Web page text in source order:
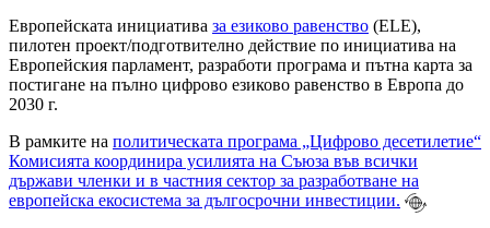
Европейската инициатива за езиково равенство (ELE),
пилотен проект/подготвително действие по инициатива на
Европейския парламент, разработи програма и пътна карта за
постигане на пълно цифрово езиково равенство в Европа до
2030 г.
В рамките на политическата програма „Цифрово десетилетие“
Комисията координира усилията на Съюза във всички
държави членки и в частния сектор за разработване на
европейска екосистема за дългосрочни инвестиции.